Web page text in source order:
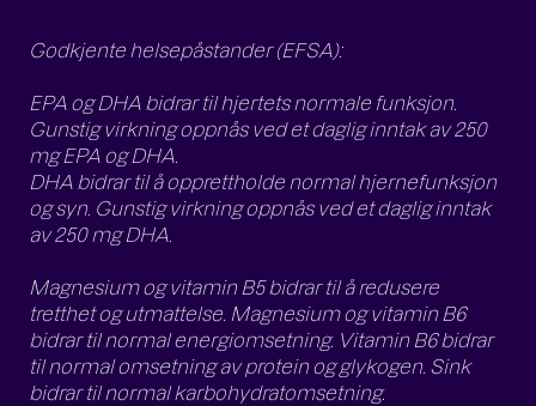
Godkjente helsepåstander (EFSA):
EPA og DHA bidrar til hjertets normale funksjon.
Gunstig virkning oppnås ved et daglig inntak av 250
mg EPA og DHA.
DHA bidrar til å opprettholde normal hjernefunksjon
og syn. Gunstig virkning oppnås ved et daglig inntak
av 250 mg DHA.
Magnesium og vitamin B5 bidrar til å redusere
tretthet og utmattelse. Magnesium og vitamin B6
bidrar til normal energiomsetning. Vitamin B6 bidrar
til normal omsetning av protein og glykogen. Sink
bidrar til normal karbohydratomsetning.